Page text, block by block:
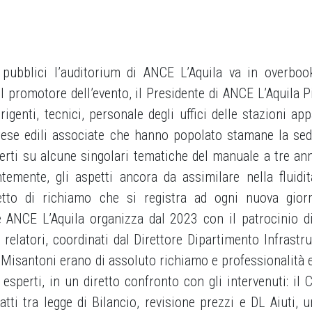
l’auditorium di ANCE L’Aquila va in
dell’evento, il Presidente di ANCE L’Aquila
tecnici, personale degli uffici delle stazioni
edili associate che hanno popolato stamane la
su alcune singolari tematiche del manuale a tre
gli aspetti ancora da assimilare nella
di richiamo che si registra ad ogni nuova
L’Aquila organizza dal 2023 con il patrocinio
relatori, coordinati dal Direttore Dipartimento
erano di assoluto richiamo e professionalità
in un diretto confronto con gli intervenuti: il
tra legge di Bilancio, revisione prezzi e DL Aiuti,